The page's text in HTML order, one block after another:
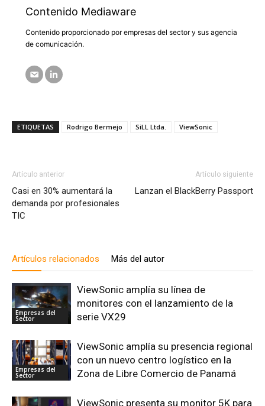
Contenido Mediaware
Contenido proporcionado por empresas del sector y sus agencia
de comunicación.
ETIQUETAS Rodrigo Bermejo SiLL Ltda. ViewSonic
Artículo anterior
Casi en 30% aumentará la
demanda por profesionales
TIC
Artículo siguiente
Lanzan el BlackBerry Passport
Artículos relacionados Más del autor
Empresas del
Sector
ViewSonic amplía su línea de
monitores con el lanzamiento de la
serie VX29
Empresas del
Sector
ViewSonic amplía su presencia regional
con un nuevo centro logístico en la
Zona de Libre Comercio de Panamá
ViewSonic presenta su monitor 5K para